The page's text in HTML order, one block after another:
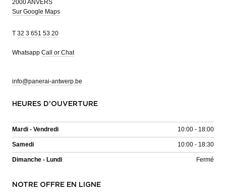
2000 ANVERS
Sur Google Maps
T 32 3 651 53 20
Whatsapp Call or Chat
info@panerai-antwerp.be
HEURES D'OUVERTURE
Mardi - Vendredi 10:00 - 18:00
Samedi 10:00 - 18:30
Dimanche - Lundi Fermé
NOTRE OFFRE EN LIGNE